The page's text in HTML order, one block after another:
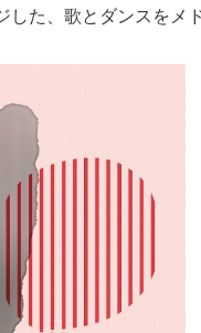
た、歌とダンスをメ